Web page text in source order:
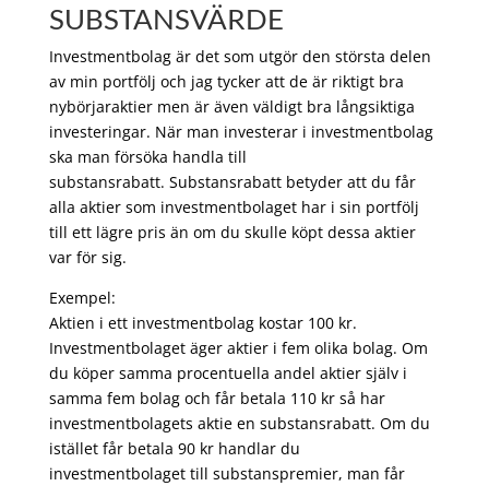
SUBSTANSVÄRDE
Investmentbolag är det som utgör den största delen
av min portfölj och jag tycker att de är riktigt bra
nybörjaraktier men är även väldigt bra långsiktiga
investeringar. När man investerar i investmentbolag
ska man försöka handla till
substansrabatt. Substansrabatt betyder att du får
alla aktier som investmentbolaget har i sin portfölj
till ett lägre pris än om du skulle köpt dessa aktier
var för sig.
Exempel:
Aktien i ett investmentbolag kostar 100 kr.
Investmentbolaget äger aktier i fem olika bolag. Om
du köper samma procentuella andel aktier själv i
samma fem bolag och får betala 110 kr så har
investmentbolagets aktie en substansrabatt. Om du
istället får betala 90 kr handlar du
investmentbolaget till substanspremier, man får